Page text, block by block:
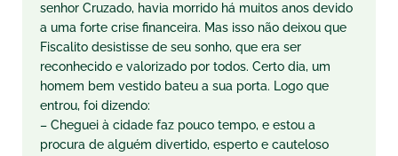
senhor Cruzado, havia morrido há muitos anos devido
a uma forte crise financeira. Mas isso não deixou que
Fiscalito desistisse de seu sonho, que era ser
reconhecido e valorizado por todos. Certo dia, um
homem bem vestido bateu a sua porta. Logo que
entrou, foi dizendo:
– Cheguei à cidade faz pouco tempo, e estou a
procura de alguém divertido, esperto e cauteloso